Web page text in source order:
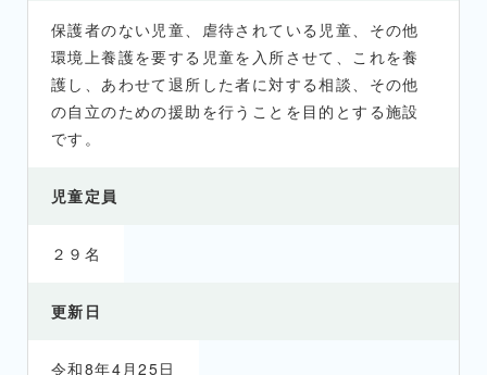
保護者のない児童、虐待されている児童、その他
環境上養護を要する児童を入所させて、これを養
護し、あわせて退所した者に対する相談、その他
の自立のための援助を行うことを目的とする施設
です。
児童定員
２９名
更新日
令和8年4月25日